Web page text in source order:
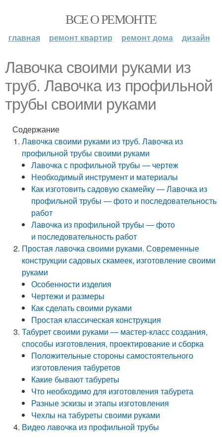
ВСЕ О РЕМОНТЕ
главная ремонт квартир ремонт дома дизайн
Лавочка своими руками из
труб. Лавочка из профильной
трубы своими руками
Содержание
Лавочка своими руками из труб. Лавочка из
профильной трубы своими руками
Лавочка с профильной трубы — чертеж
Необходимый инструмент и материалы
Как изготовить садовую скамейку — Лавочка из
профильной трубы — фото и последовательность
работ
Лавочка из профильной трубы — фото
и последовательность работ
Простая лавочка своими руками. Современные
конструкции садовых скамеек, изготовление своими
руками
Особенности изделия
Чертежи и размеры
Как сделать своими руками
Простая классическая конструкция
Табурет своими руками — мастер-класс создания,
способы изготовления, проектирование и сборка
Положительные стороны самостоятельного
изготовления табуретов
Какие бывают табуреты
Что необходимо для изготовления табурета
Разные эскизы и этапы изготовления
Чехлы на табуреты своими руками
Видео лавочка из профильной трубы